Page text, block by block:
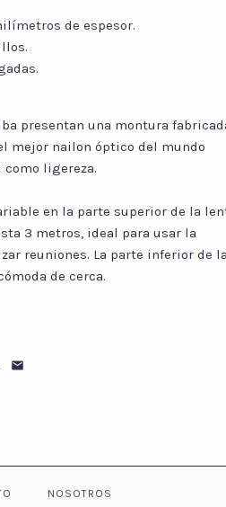
de espesor.
presentan una montura
mejor nailon óptico del mundo
ligereza.
en la parte superior de la
3 metros, ideal para usar la
reuniones. La parte inferior de la
de cerca.
NOSOTROS